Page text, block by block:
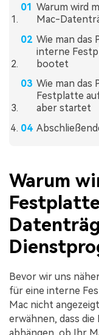
Warum wird
Mac-
Wie man das
interne
bootet
Wie man das
Festplatte
aber startet
Warum
Bevor wir uns
für eine interne
Mac nicht
erwähnen, dass